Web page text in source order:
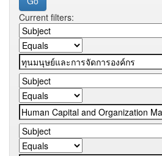
Current filters: